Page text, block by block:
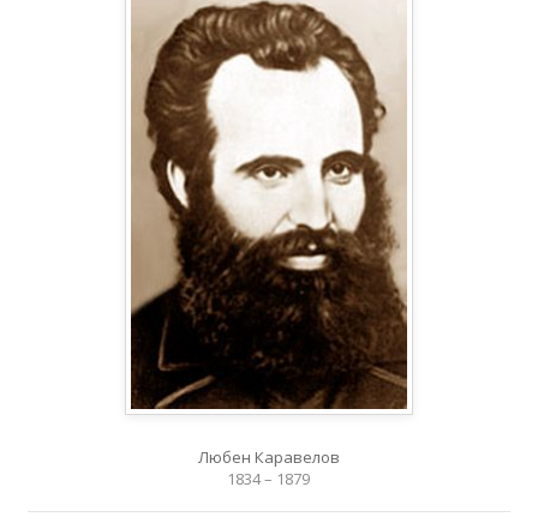
Любен Каравелов
1834 – 1879